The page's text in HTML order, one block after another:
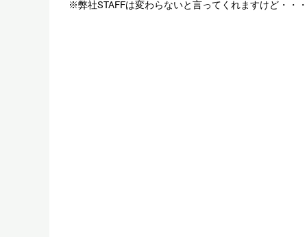
※弊社STAFFは変わらないと言ってくれますけど・・・